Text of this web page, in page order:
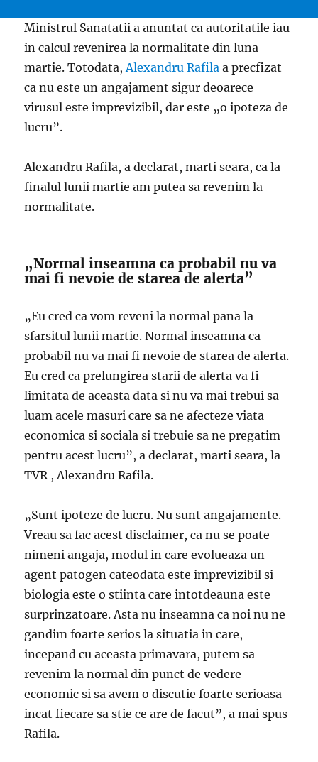
Ministrul Sanatatii a anuntat ca autoritatile iau
in calcul revenirea la normalitate din luna
martie. Totodata,Alexandru Rafila a precfizat
ca nu este un angajament sigur deoarece
virusul este imprevizibil, dar este „o ipoteza de
lucru”.
Alexandru Rafila, a declarat, marti seara, ca la
finalul lunii martie am putea sa revenim la
normalitate.
„Normal inseamna ca probabil nu va
mai fi nevoie de starea de alerta”
„Eu cred ca vom reveni la normal pana la
sfarsitul lunii martie. Normal inseamna ca
probabil nu va mai fi nevoie de starea de alerta.
Eu cred ca prelungirea starii de alerta va fi
limitata de aceasta data si nu va mai trebui sa
luam acele masuri care sa ne afecteze viata
economica si sociala si trebuie sa ne pregatim
pentru acest lucru”, a declarat, marti seara, la
TVR , Alexandru Rafila.
„Sunt ipoteze de lucru. Nu sunt angajamente.
Vreau sa fac acest disclaimer, ca nu se poate
nimeni angaja, modul in care evolueaza un
agent patogen cateodata este imprevizibil si
biologia este o stiinta care intotdeauna este
surprinzatoare. Asta nu inseamna ca noi nu ne
gandim foarte serios la situatia in care,
incepand cu aceasta primavara, putem sa
revenim la normal din punct de vedere
economic si sa avem o discutie foarte serioasa
incat fiecare sa stie ce are de facut”, a mai spus
Rafila.